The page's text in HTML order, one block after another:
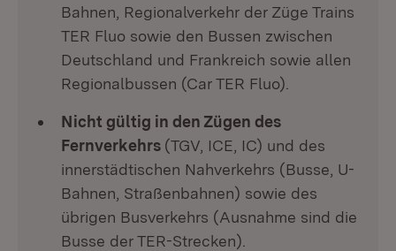
Bahnen, Regionalverkehr der Züge Trains
TER Fluo sowie den Bussen zwischen
Deutschland und Frankreich sowie allen
Regionalbussen (Car TER Fluo).
Nicht gültig in den Zügen des
Fernverkehrs (TGV, ICE, IC) und des
innerstädtischen Nahverkehrs (Busse, U-
Bahnen, Straßenbahnen) sowie des
übrigen Busverkehrs (Ausnahme sind die
Busse der TER-Strecken).